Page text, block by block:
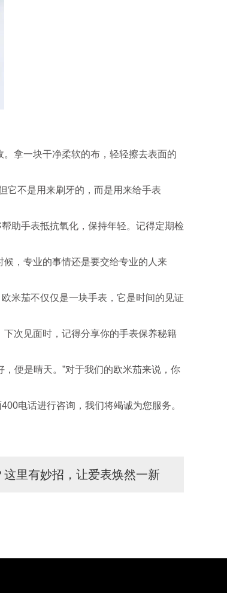
拿一块干净柔软的布，轻轻擦去表面的
不是用来刷牙的，而是用来给手表
助手表抵抗氧化，保持年轻。记得定期检
，专业的事情还是要交给专业的人来
米茄不仅仅是一块手表，它是时间的见证
次见面时，记得分享你的手表保养秘籍
便是晴天。”对于我们的欧米茄来说，你
电话进行咨询，我们将竭诚为您服务。
里有妙招，让爱表焕然一新